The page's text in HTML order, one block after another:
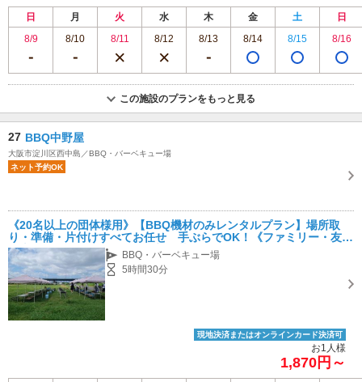
日 月 火 水 木 金 土
日
8/9
8/10 8/11 8/12 8/13 8/14 8/15 8/16
この施設のプランをもっと見る
27 BBQ中野屋
大阪市淀川区西中島／BBQ・バーベキュー場
ネット予約OK
《20名以上の団体様用》【BBQ機材のみレンタルプラン】場所取
り・準備・片付けすべてお任せ 手ぶらでOK！《ファミリー・友達
同士におすすめ》＼じゃらん初掲載★／
BBQ・バーベキュー場
5時間30分
現地決済またはオンラインカード決済可
お1人様
1,870円～